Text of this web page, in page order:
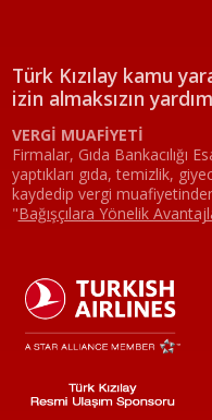
Türk Kızılay kamu
izin almaksızın
VERGİ MUAFİYETİ
Firmalar, Gıda Bankacılığı
yaptıkları gıda, temizlik,
kaydedip vergi
"Bağışçılara Yönelik